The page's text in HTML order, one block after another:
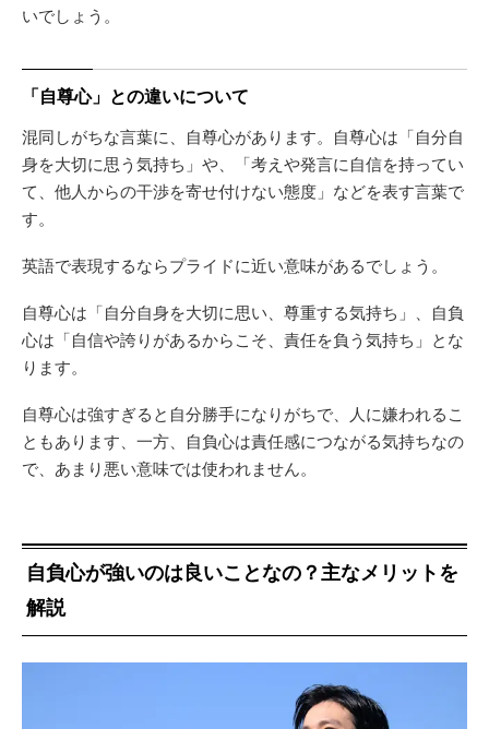
いでしょう。
「自尊心」との違いについて
混同しがちな言葉に、自尊心があります。自尊心は「自分自
身を大切に思う気持ち」や、「考えや発言に自信を持ってい
て、他人からの干渉を寄せ付けない態度」などを表す言葉で
す。
英語で表現するならプライドに近い意味があるでしょう。
自尊心は「自分自身を大切に思い、尊重する気持ち」、自負
心は「自信や誇りがあるからこそ、責任を負う気持ち」とな
ります。
自尊心は強すぎると自分勝手になりがちで、人に嫌われるこ
ともあります、一方、自負心は責任感につながる気持ちなの
で、あまり悪い意味では使われません。
自負心が強いのは良いことなの？主なメリットを
解説